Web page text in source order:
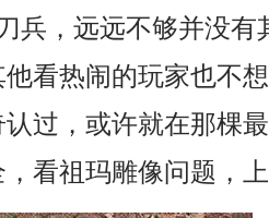
兵，远远不够并没
他看热闹的玩家也不
过，或许就在那棵
，看祖玛雕像问题，